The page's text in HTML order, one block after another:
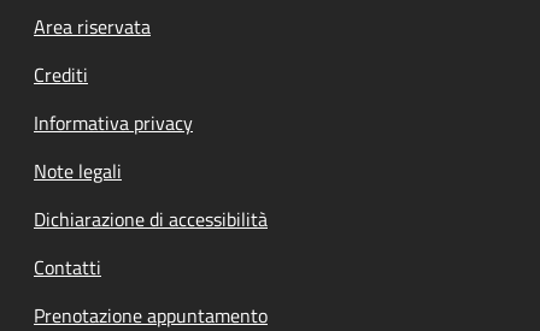
Footer menu
Area riservata
Crediti
Informativa privacy
Note legali
Dichiarazione di accessibilità
Contatti
Prenotazione appuntamento